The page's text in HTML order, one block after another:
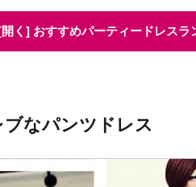
く] おすすめパーティードレスラ
なパンツドレス